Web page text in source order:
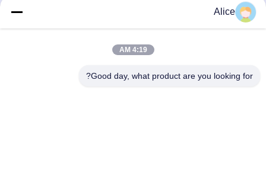
کیفیت بالا برای کاربردهای
دقیق نجاری
بهترین قیمت رو بدست
بیار
Alice
4:19 AM
Good day, what product are you looking for?